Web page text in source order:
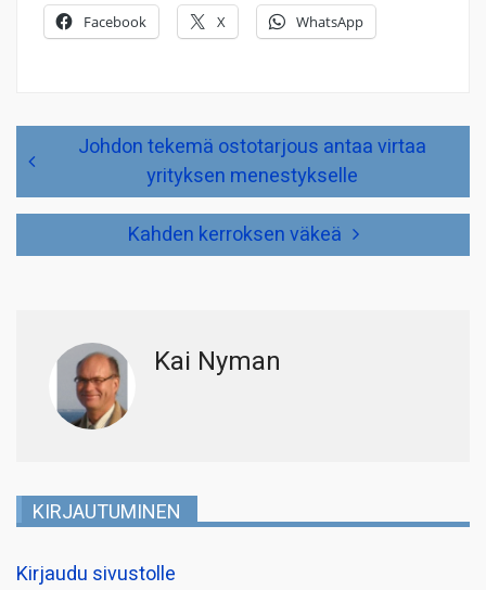
Facebook X WhatsApp
Artikkelien
selaus
Johdon tekemä ostotarjous antaa virtaa
yrityksen menestykselle
Kahden kerroksen väkeä
Kai Nyman
KIRJAUTUMINEN
Kirjaudu sivustolle